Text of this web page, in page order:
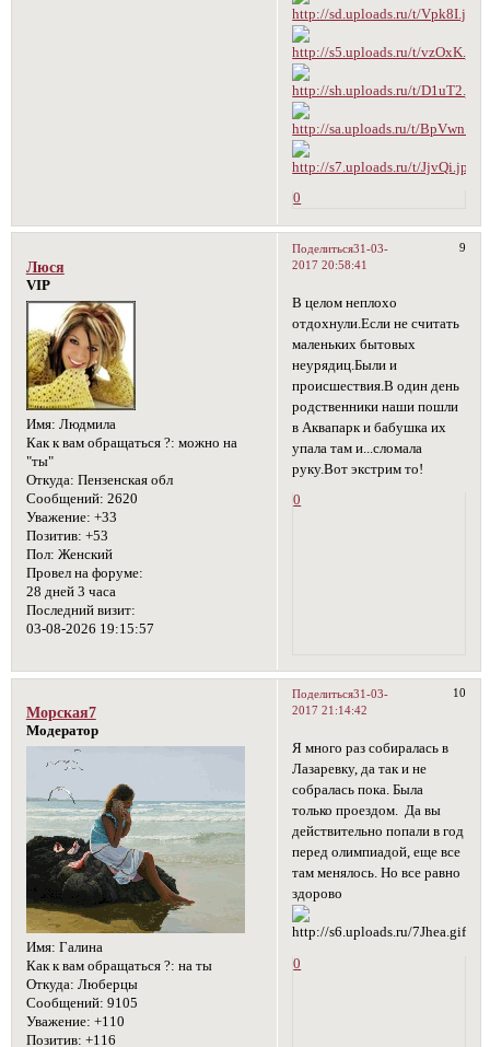
0
Поделиться 9
31-03-
2017 20:58:41
Люся
VIP
Имя: Людмила
Как к вам обращаться ?: можно на
"ты"
Откуда: Пензенская обл
Сообщений: 2620
Уважение: +33
Позитив: +53
Пол: Женский
Провел на форуме:
28 дней 3 часа
Последний визит:
03-08-2026 19:15:57
В целом неплохо
отдохнули.Если не считать
маленьких бытовых
неурядиц.Были и
происшествия.В один день
родственники наши пошли
в Аквапарк и бабушка их
упала там и...сломала
руку.Вот экстрим то!
0
Поделиться 10
31-03-
2017 21:14:42
Морская7
Модератор
Имя: Галина
Как к вам обращаться ?: на ты
Откуда: Люберцы
Сообщений: 9105
Уважение: +110
Позитив: +116
Я много раз собиралась в
Лазаревку, да так и не
собралась пока. Была
только проездом. Да вы
действительно попали в год
перед олимпиадой, еще все
там менялось. Но все равно
здорово
0